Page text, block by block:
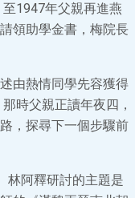
1947年父親再進燕
領助學金書，梅院長
由熱情同學先容獲得
時父親正讀年夜四，
，探尋下一個步驟前
林阿釋研討的主題是